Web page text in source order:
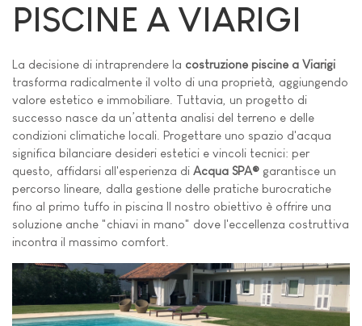
PISCINE A VIARIGI
La decisione di intraprendere la costruzione piscine a Viarigi
trasforma radicalmente il volto di una proprietà, aggiungendo
valore estetico e immobiliare. Tuttavia, un progetto di
successo nasce da un’attenta analisi del terreno e delle
condizioni climatiche locali. Progettare uno spazio d'acqua
significa bilanciare desideri estetici e vincoli tecnici: per
questo, affidarsi all'esperienza di Acqua SPA® garantisce un
percorso lineare, dalla gestione delle pratiche burocratiche
fino al primo tuffo in piscina Il nostro obiettivo è offrire una
soluzione anche "chiavi in mano" dove l'eccellenza costruttiva
incontra il massimo comfort.